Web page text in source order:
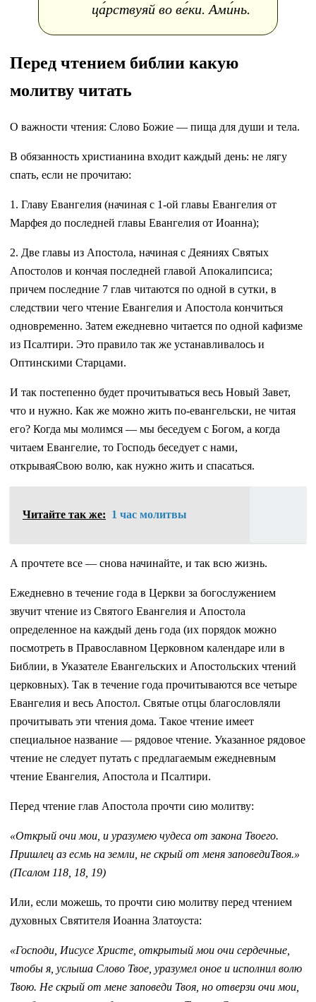
ца́рствуяй во ве́ки. Ами́нь.
Перед чтением библии какую
молитву читать
О важности чтения: Слово Божие — пища для души и тела.
В обязанность христианина входит каждый день: не лягу
спать, если не прочитаю:
1. Главу Евангелия (начиная с 1-ой главы Евангелия от
Марфея до последней главы Евангелия от Иоанна);
2. Две главы из Апостола, начиная с Деяниях Святых
Апостолов и кончая последней главой Апокалипсиса;
причем последние 7 глав читаются по одной в сутки, в
следствии чего чтение Евангелия и Апостола кончиться
одновременно. Затем ежедневно читается по одной кафизме
из Псалтири. Это правило так же устанавливалось и
Оптинскими Старцами.
И так постепенно будет прочитываться весь Новый Завет,
что и нужно. Как же можно жить по-евангельски, не читая
его? Когда мы молимся — мы беседуем с Богом, а когда
читаем Евангелие, то Господь беседует с нами,
открываяСвою волю, как нужно жить и спасаться.
Читайте так же: 1 час молитвы
А прочтете все — снова начинайте, и так всю жизнь.
Ежедневно в течение года в Церкви за богослужением
звучит чтение из Святого Евангелия и Апостола
определенное на каждый день года (их порядок можно
посмотреть в Православном Церковном календаре или в
Библии, в Указателе Евангельских и Апостольских чтений
церковных). Так в течение года прочитываются все четыре
Евангелия и весь Апостол. Святые отцы благословляли
прочитывать эти чтения дома. Такое чтение имеет
специальное название — рядовое чтение. Указанное рядовое
чтение не следует путать с предлагаемым ежедневным
чтение Евангелия, Апостола и Псалтири.
Перед чтение глав Апостола прочти сию молитву:
«Открый очи мои, и уразумею чудеса от закона Твоего.
Пришлец аз есмь на земли, не скрый от меня заповедиТвоя.»
(Псалом 118, 18, 19)
Или, если можешь, то прочти сию молитву перед чтением
духовных Святителя Иоанна Златоуста:
«Господи, Иисусе Христе, открытый мои очи сердечные,
чтобы я, услыша Слово Твое, уразумел оное и исполнил волю
Твою. Не скрый от мене заповеди Твоя, но отверзи очи мои,